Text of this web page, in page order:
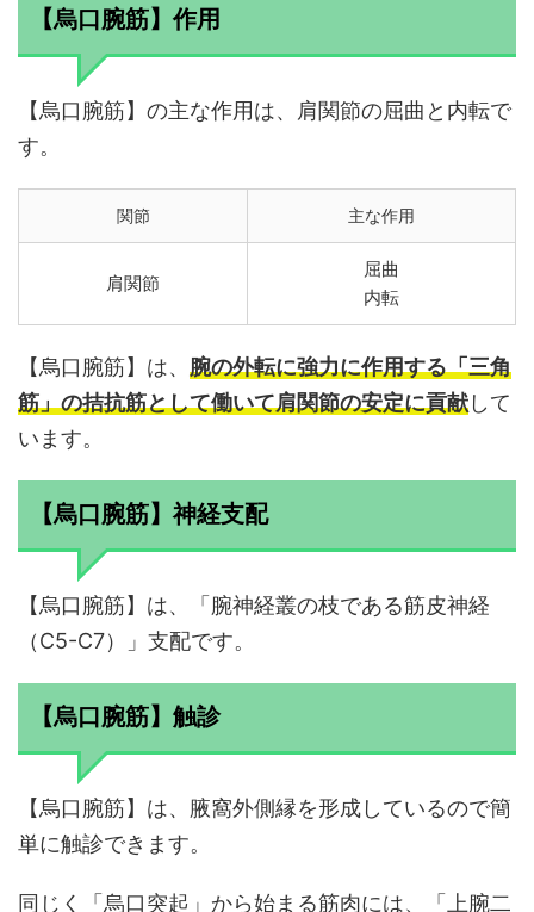
【烏口腕筋】作用
【烏口腕筋】の主な作用は、肩関節の屈曲と内転で
す。
関節 主な作用
肩関節
屈曲
内転
【烏口腕筋】は、 腕の外転に強力に作用する「三角
筋」の拮抗筋として働いて肩関節の安定に貢献して
います。
【烏口腕筋】神経支配
【烏口腕筋】は、「腕神経叢の枝である筋皮神経
（C5-C7）」支配です。
【烏口腕筋】触診
【烏口腕筋】は、腋窩外側縁を形成しているので簡
単に触診できます。
同じく「烏口突起」から始まる筋肉には、「上腕二